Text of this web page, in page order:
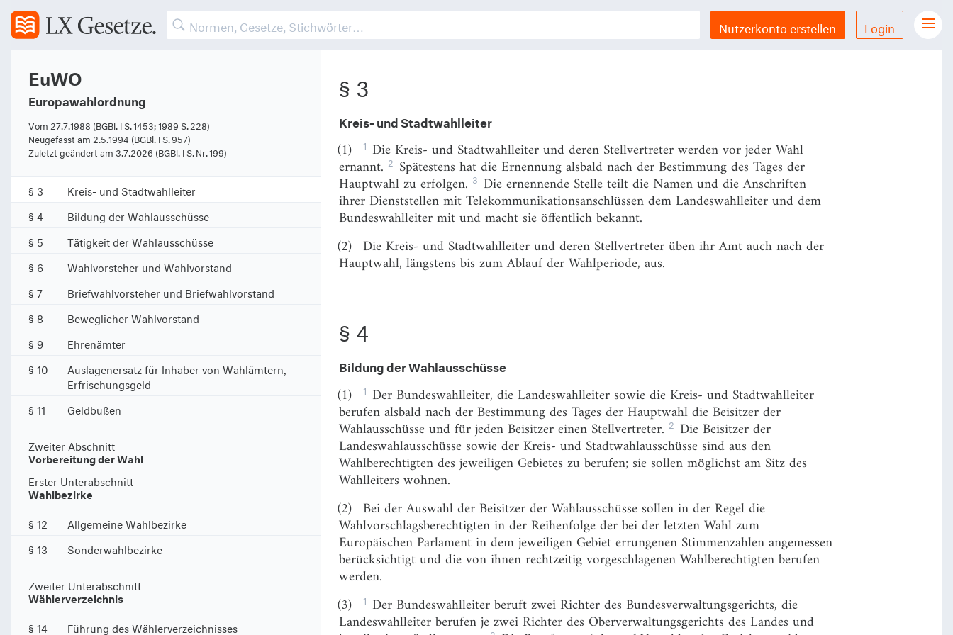
Nutzerkonto erstellen Login
Gesetze Übersicht
Feedback & Support
Datenschutzerklärung
EuWO
Europawahlordnung
Vom 27.7.1988 (BGBl. I S. 1453; 1989 S. 228)
Neugefasst am 2.5.1994 (BGBl. I S. 957)
Zuletzt geändert am 3.7.2026 (BGBl. I S. Nr. 199)
Erster Abschnitt
Wahlorgane
§ 1
Bundeswahlleiter
§ 3
Kreis- und Stadtwahlleiter
§ 4
Bildung der Wahlausschüsse
§ 5
Tätigkeit der Wahlausschüsse
§ 6
Wahlvorsteher und Wahlvorstand
§ 7
Briefwahlvorsteher und Briefwahlvorstand
§ 8
Beweglicher Wahlvorstand
§ 9
Ehrenämter
§ 10
Auslagenersatz für Inhaber von Wahlämtern,
Erfrischungsgeld
§ 11
Geldbußen
Zweiter Abschnitt
Vorbereitung der Wahl
Erster Unterabschnitt
Wahlbezirke
§ 12
Allgemeine Wahlbezirke
§ 13
Sonderwahlbezirke
Zweiter Unterabschnitt
Wählerverzeichnis
§ 14 Führung des Wählerverzeichnisses
Bundeswahlleiter mit und macht sie öffentlich bekannt.
§ 3
Kreis- und Stadtwahlleiter
(1) 1 Die Kreis- und Stadtwahlleiter und deren Stellvertreter werden vor jeder Wahl
ernannt. 2 Spätestens hat die Ernennung alsbald nach der Bestimmung des Tages der
Hauptwahl zu erfolgen. 3 Die ernennende Stelle teilt die Namen und die Anschriften
ihrer Dienststellen mit Telekommunikationsanschlüssen dem Landeswahlleiter und dem
Bundeswahlleiter mit und macht sie öffentlich bekannt.
(2) Die Kreis- und Stadtwahlleiter und deren Stellvertreter üben ihr Amt auch nach der
Hauptwahl, längstens bis zum Ablauf der Wahlperiode, aus.
§ 4
Bildung der Wahlausschüsse
(1) 1 Der Bundeswahlleiter, die Landeswahlleiter sowie die Kreis- und Stadtwahlleiter
berufen alsbald nach der Bestimmung des Tages der Hauptwahl die Beisitzer der
Wahlausschüsse und für jeden Beisitzer einen Stellvertreter. 2 Die Beisitzer der
Landeswahlausschüsse sowie der Kreis- und Stadtwahlausschüsse sind aus den
Wahlberechtigten des jeweiligen Gebietes zu berufen; sie sollen möglichst am Sitz des
Wahlleiters wohnen.
(2) Bei der Auswahl der Beisitzer der Wahlausschüsse sollen in der Regel die
Wahlvorschlagsberechtigten in der Reihenfolge der bei der letzten Wahl zum
Europäischen Parlament in dem jeweiligen Gebiet errungenen Stimmenzahlen angemessen
berücksichtigt und die von ihnen rechtzeitig vorgeschlagenen Wahlberechtigten berufen
werden.
(3)
1 Der Bundeswahlleiter beruft zwei Richter des Bundesverwaltungsgerichts, die
Landeswahlleiter berufen je zwei Richter des Oberverwaltungsgerichts des Landes und